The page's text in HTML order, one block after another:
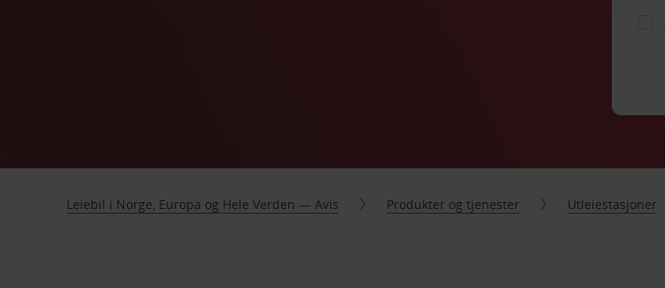
Leiebil i Norge, Europa og Hele Verden — Avis Produkter og tjenester Utleiestasjoner